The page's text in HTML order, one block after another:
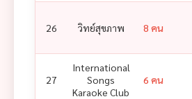
26 วิทย์สุขภาพ 8 คน
27
International
Songs
Karaoke Club
6 คน